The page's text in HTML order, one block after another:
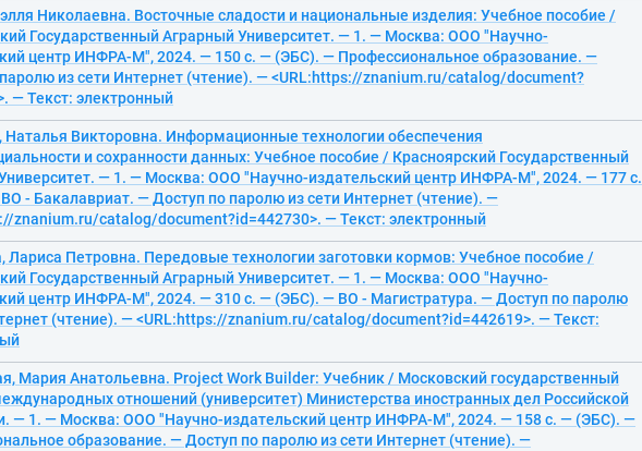
Николаевна. Восточные сладости и национальные изделия: Учебное пособие /
Государственный Аграрный Университет. — 1. — Москва: ООО "Научно-
центр ИНФРА-М", 2024. — 150 с. — (ЭБС). — Профессиональное образование. —
из сети Интернет (чтение). — <URL:https://znanium.ru/catalog/document?
— Текст: электронный
Наталья Викторовна. Информационные технологии обеспечения
и сохранности данных: Учебное пособие / Красноярский Государственный
— 1. — Москва: ООО "Научно-издательский центр ИНФРА-М", 2024. — 177 с.
- Бакалавриат. — Доступ по паролю из сети Интернет (чтение). —
znanium.ru/catalog/document?id=442730>. — Текст: электронный
Лариса Петровна. Передовые технологии заготовки кормов: Учебное пособие /
Государственный Аграрный Университет. — 1. — Москва: ООО "Научно-
центр ИНФРА-М", 2024. — 310 с. — (ЭБС). — ВО - Магистратура. — Доступ по паролю
(чтение). — <URL:https://znanium.ru/catalog/document?id=442619>. — Текст:
Мария Анатольевна. Project Work Builder: Учебник / Московский государственный
отношений (университет) Министерства иностранных дел Российской
— 1. — Москва: ООО "Научно-издательский центр ИНФРА-М", 2024. — 158 с. — (ЭБС). —
образование. — Доступ по паролю из сети Интернет (чтение). —